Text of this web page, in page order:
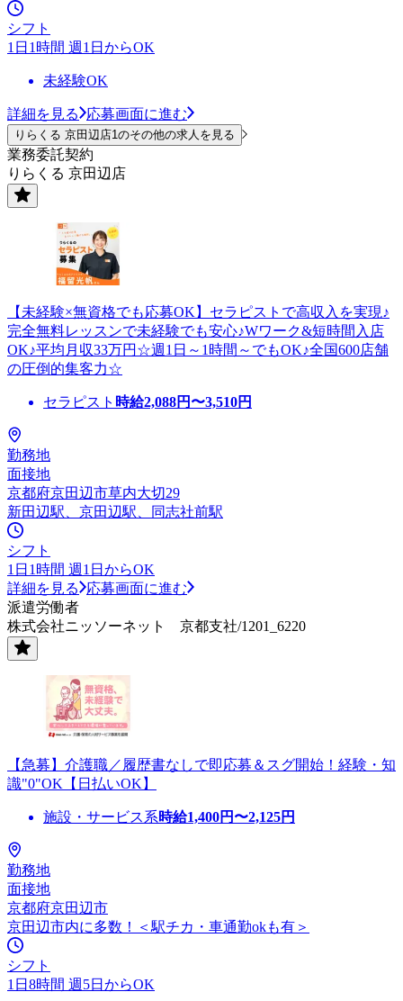
シフト
1日1時間 週1日からOK
未経験OK
詳細を見る 応募画面に進む
りらくる 京田辺店1のその他の求人を見る
業務委託契約
りらくる 京田辺店
【未経験×無資格でも応募OK】セラピストで高収入を実現♪
完全無料レッスンで未経験でも安心♪Wワーク&短時間入店
OK♪平均月収33万円☆週1日～1時間～でもOK♪全国600店舗
の圧倒的集客力☆
セラピスト 時給2,088円〜3,510円
勤務地
面接地
京都府京田辺市草内大切29
新田辺駅、京田辺駅、同志社前駅
シフト
1日1時間 週1日からOK
詳細を見る
応募画面に進む
派遣労働者
株式会社ニッソーネット 京都支社/1201_6220
【急募】介護職／履歴書なしで即応募＆スグ開始！経験・知
識"0"OK【日払いOK】
施設・サービス系時給1,400円〜2,125円
勤務地
面接地
京都府京田辺市
京田辺市内に多数！＜駅チカ・車通勤okも有＞
シフト
1日8時間 週5日からOK